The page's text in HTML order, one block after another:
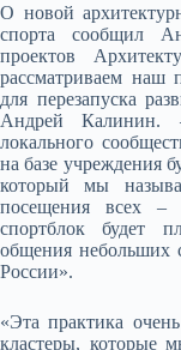
О новой
спорта сообщил
проектов
рассматриваем наш
для перезапуска
Андрей Калинин.
локального
на базе учреждения
который мы
посещения всех –
спортблок будет
общения небольших
России».
«Эта практика
кластеры, которые